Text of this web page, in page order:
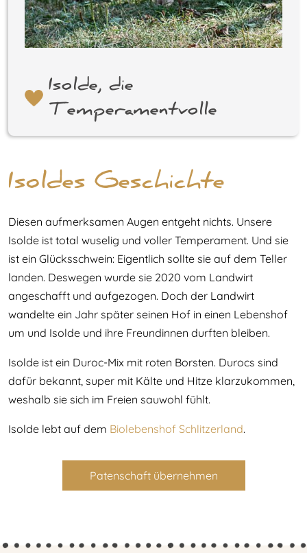
Isolde, die
Temperamentvolle
Isoldes Geschichte
Diesen aufmerksamen Augen entgeht nichts. Unsere
Isolde ist total wuselig und voller Temperament. Und sie
ist ein Glücksschwein: Eigentlich sollte sie auf dem Teller
landen. Deswegen wurde sie 2020 vom Landwirt
angeschafft und aufgezogen. Doch der Landwirt
wandelte ein Jahr später seinen Hof in einen Lebenshof
um und Isolde und ihre Freundinnen durften bleiben.
Isolde ist ein Duroc-Mix mit roten Borsten. Durocs sind
dafür bekannt, super mit Kälte und Hitze klarzukommen,
weshalb sie sich im Freien sauwohl fühlt.
Isolde lebt auf dem Biolebenshof Schlitzerland.
Patenschaft übernehmen